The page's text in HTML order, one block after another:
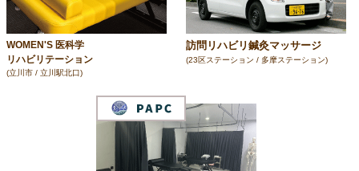
WOMEN'S 医科学
リハビリテーション
(立川市 / 立川駅北口)
訪問リハビリ鍼灸マッサージ
(23区ステーション / 多摩ステーション)